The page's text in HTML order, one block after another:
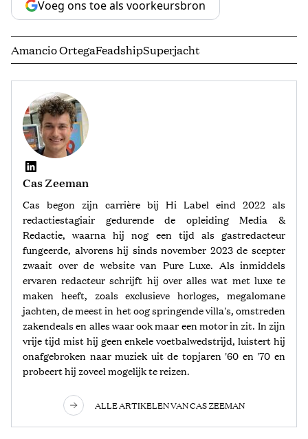
Voeg ons toe als voorkeursbron
Amancio OrtegaFeadshipSuperjacht
Cas Zeeman
Cas begon zijn carrière bij Hi Label eind 2022 als
redactiestagiair gedurende de opleiding Media &
Redactie, waarna hij nog een tijd als gastredacteur
fungeerde, alvorens hij sinds november 2023 de scepter
zwaait over de website van Pure Luxe. Als inmiddels
ervaren redacteur schrijft hij over alles wat met luxe te
maken heeft, zoals exclusieve horloges, megalomane
jachten, de meest in het oog springende villa's, omstreden
zakendeals en alles waar ook maar een motor in zit. In zijn
vrije tijd mist hij geen enkele voetbalwedstrijd, luistert hij
onafgebroken naar muziek uit de topjaren '60 en '70 en
probeert hij zoveel mogelijk te reizen.
ALLE ARTIKELEN VAN CAS ZEEMAN